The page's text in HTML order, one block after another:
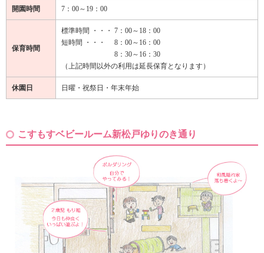
開園時間 7：00～19：00
保育時間
標準時間 ・・・
短時間 ・・・
7：00～18：00
8：00～16：00
8：30～16：30
（上記時間以外の利用は延長保育となります）
休園日 日曜・祝祭日・年末年始
こすもすベビールーム新松戸ゆりのき通り